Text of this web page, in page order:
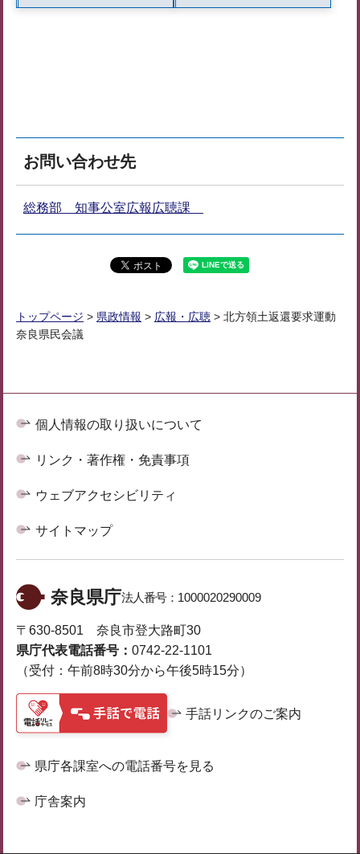
お問い合わせ先
総務部 知事公室広報広聴課
トップページ > 県政情報 > 広報・広聴 > 北方領土返還要求運動
奈良県民会議
個人情報の取り扱いについて
リンク・著作権・免責事項
ウェブアクセシビリティ
サイトマップ
奈良県庁法人番号： 1000020290009
〒630-8501 奈良市登大路町30
県庁代表電話番号： 0742-22-1101
（受付：午前8時30分から午後5時15分）
手話リンクのご案内
県庁各課室への電話番号を見る
庁舎案内